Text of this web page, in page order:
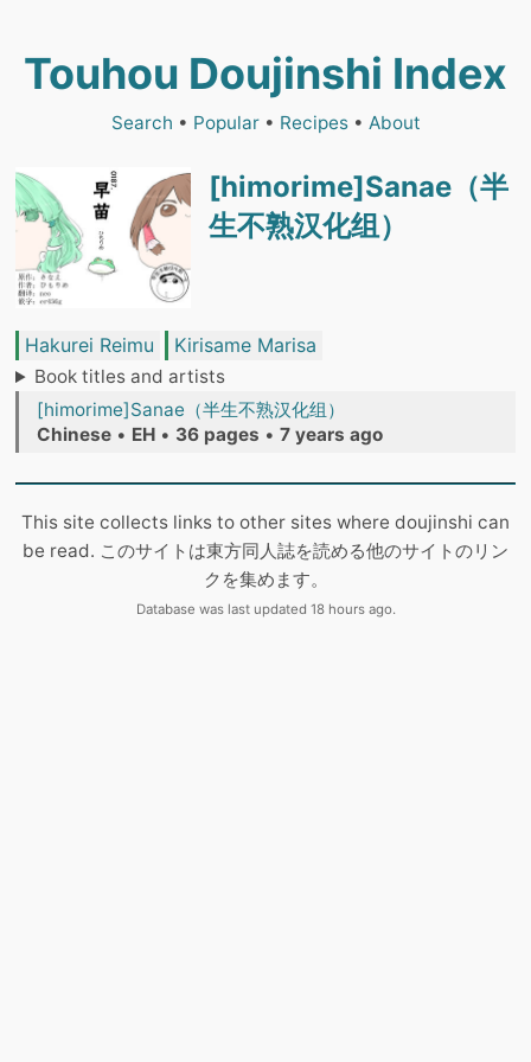
Touhou Doujinshi Index
Search • Popular• Recipes• About
[himorime]Sanae（半
生不熟汉化组）
Hakurei Reimu Kirisame Marisa
Book titles and artists
[himorime]Sanae（半生不熟汉化组）
Chinese • EH • 36 pages • 7 years ago
This site collects links to other sites where doujinshi can
be read. このサイトは東方同人誌を読める他のサイトのリン
クを集めます。
Database was last updated 18 hours ago.